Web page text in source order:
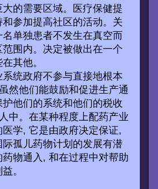
的需要区域。医疗保健提
参加提高社区的活动。关
单独患者不发生在真空而
围内。决定被做出在一个
其他。
统政府不参与直接地根本
然他们能鼓励和促进生产通
他们的系统和他们的税收
中。在某种程度上配药产业
学, 它是由政府决定保证,
孤儿药物计划的发展有潜
药物通入, 和在过程中对帮助
。